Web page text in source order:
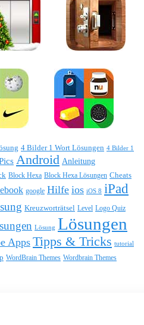
4 Bilder 1 Wort Lösungen 4 Bilder 1
Android Anleitung
Block Hexa Block Hexa Lösungen Cheats
google Hilfe ios iOS 8 iPad
Kreuzworträtsel Level Logo Quiz
Lösung Lösungen
Apps Tipps & Tricks tutorial
WordBrain Themes Wordbrain Themes